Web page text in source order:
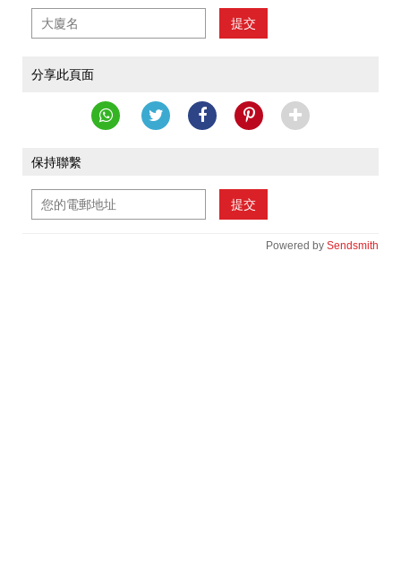
提交
分享此頁面
保持聯繫
提交
Powered by Sendsmith